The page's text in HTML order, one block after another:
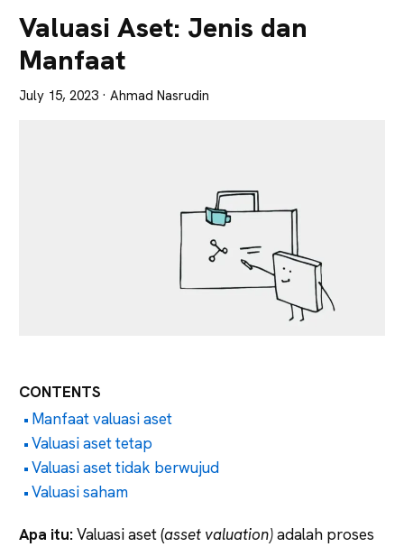
Tajam
Valuasi Aset: Jenis dan
Manfaat
July 15, 2023 · Ahmad Nasrudin
CONTENTS
Manfaat valuasi aset
Valuasi aset tetap
Valuasi aset tidak berwujud
Valuasi saham
Apa itu:Valuasi aset (asset valuation)adalah proses